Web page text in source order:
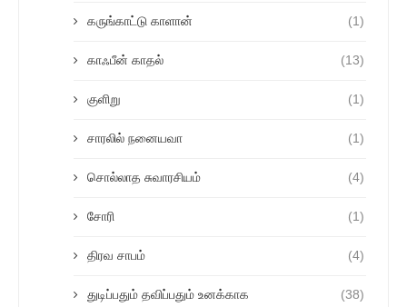
கருங்காட்டு காளான் (1)
காஃபீன் காதல் (13)
குளிறு (1)
சாரலில் நனையவா (1)
சொல்லாத சுவாரசியம் (4)
சோரி (1)
திரவ சாபம் (4)
துடிப்பதும் தவிப்பதும் உனக்காக (38)